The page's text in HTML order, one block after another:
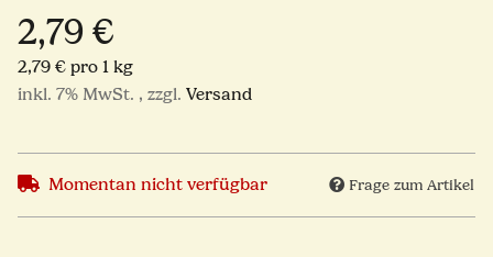
2,79 €
2,79 € pro 1 kg
inkl. 7% MwSt. , zzgl. Versand
Momentan nicht verfügbar Frage zum Artikel